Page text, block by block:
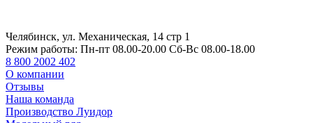
Челябинск, ул. Механическая, 14 стр 1
Режим работы: Пн-пт 08.00-20.00 Сб-Вс 08.00-18.00
8 800 2002 402
О компании
Отзывы
Наша команда
Производство Луидор